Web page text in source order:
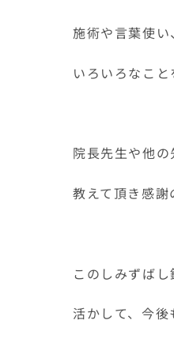
施術や言葉使
いろいろなこと
院長先生や他
教えて頂き感謝
このしみずば
活かして、今